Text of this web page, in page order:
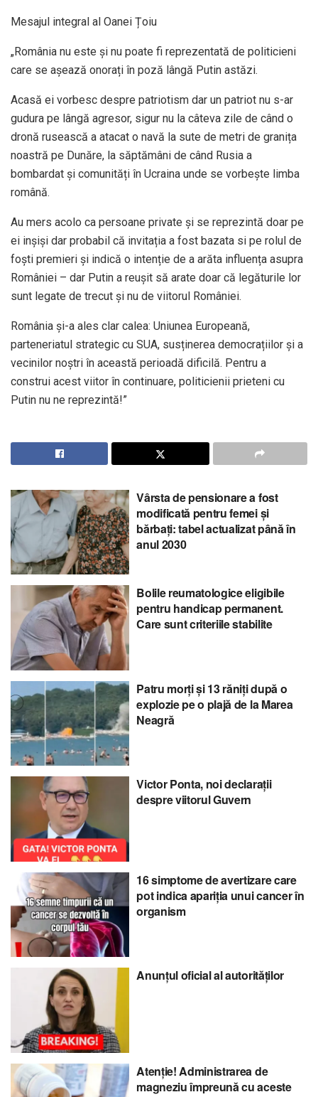
Mesajul integral al Oanei Țoiu
„România nu este şi nu poate fi reprezentată de politicieni
care se aşează onorați în poză lângă Putin astăzi.
Acasă ei vorbesc despre patriotism dar un patriot nu s-ar
gudura pe lângă agresor, sigur nu la câteva zile de când o
dronă rusească a atacat o navă la sute de metri de granița
noastră pe Dunăre, la săptămâni de când Rusia a
bombardat şi comunități în Ucraina unde se vorbeşte limba
română.
Au mers acolo ca persoane private şi se reprezintă doar pe
ei inşişi dar probabil că invitația a fost bazata si pe rolul de
foști premieri şi indică o intenție de a arăta influența asupra
României – dar Putin a reușit să arate doar că legăturile lor
sunt legate de trecut și nu de viitorul României.
România şi-a ales clar calea: Uniunea Europeană,
parteneriatul strategic cu SUA, susținerea democrațiilor și a
vecinilor noștri în această perioadă dificilă. Pentru a
construi acest viitor în continuare, politicienii prieteni cu
Putin nu ne reprezintă!”
Vârsta de pensionare a fost
modificată pentru femei și
bărbați: tabel actualizat până în
anul 2030
Bolile reumatologice eligibile
pentru handicap permanent.
Care sunt criteriile stabilite
Patru morți și 13 răniți după o
explozie pe o plajă de la Marea
Neagră
Victor Ponta, noi declarații
despre viitorul Guvern
16 simptome de avertizare care
pot indica apariția unui cancer în
organism
Anunțul oficial al autorităților
Atenție! Administrarea de
magneziu împreună cu aceste